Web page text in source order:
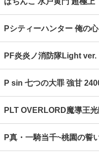
Pシティーハンター 俺の
PF炎炎ノ消防隊Light ver.
P sin 七つの大罪 強甘
PLT OVERLORD魔導王
P真・一騎当千~桃園の誓